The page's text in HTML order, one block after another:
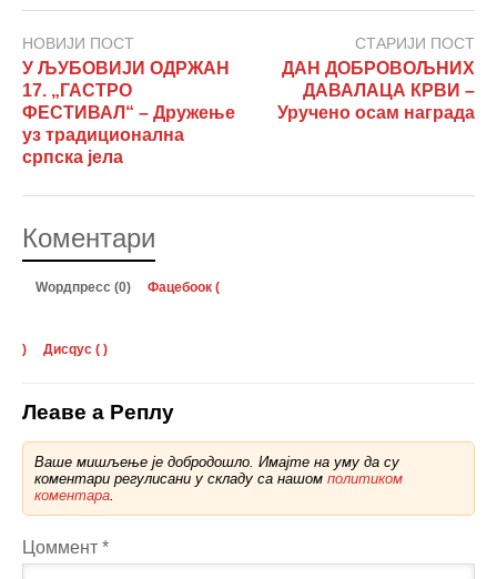
НОВИЈИ ПОСТ
У ЉУБОВИЈИ ОДРЖАН
17. „ГАСТРО
ФЕСТИВАЛ“ – Дружење
уз традиционална
српска јела
СТАРИЈИ ПОСТ
ДАН ДОБРОВОЉНИХ
ДАВАЛАЦА КРВИ –
Уручено осам награда
Коментари
Wордпресс (0) Фацебоок (
) Дисqус ( )
Леаве а Реплy
Ваше мишљење је добродошло. Имајте на уму да су
коментари регулисани у складу са нашом политиком
коментара
Цоммент *